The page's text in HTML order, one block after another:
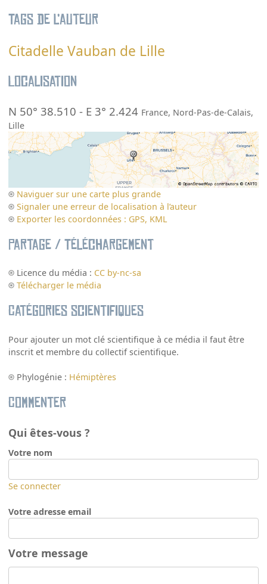
Tags de l’auteur
Citadelle Vauban de Lille
Localisation
N 50° 38.510 - E 3° 2.424 France, Nord-Pas-de-Calais,
Lille
Naviguer sur une carte plus grande
Signaler une erreur de localisation à l’auteur
Exporter les coordonnées : GPS, KML
Partage / Téléchargement
Licence du média : CC by-nc-sa
Télécharger le média
Catégories scientifiques
Pour ajouter un mot clé scientifique à ce média il faut être
inscrit et membre du collectif scientifique.
Phylogénie : Hémiptères
Commenter
Qui êtes-vous ?
Votre nom
Se connecter
Votre adresse email
Votre message